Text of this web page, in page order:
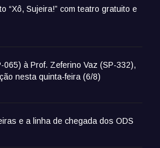
“Xô, Sujeira!” com teatro gratuito e
à Prof. Zeferino Vaz (SP-332),
nesta quinta-feira (6/8)
e a linha de chegada dos ODS